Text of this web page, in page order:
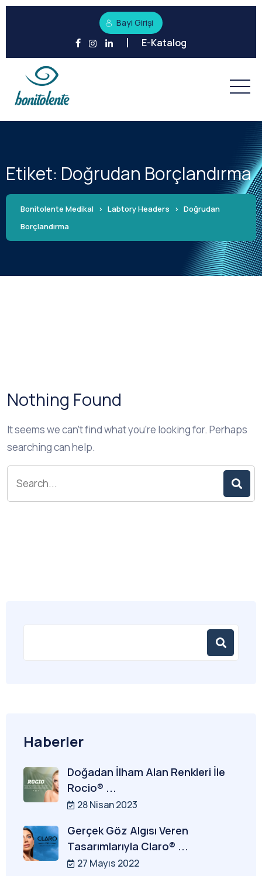
Bayi Girişi
E-Katalog
Etiket: Doğrudan Borçlandırma
Bonitolente Medikal > Labtory Headers > Doğrudan
Borçlandırma
Nothing Found
It seems we can’t find what you’re looking for. Perhaps
searching can help.
Haberler
Doğadan İlham Alan Renkleri İle
Rocio® ...
28 Nisan 2023
Gerçek Göz Algısı Veren
Tasarımlarıyla Claro® ...
27 Mayıs 2022